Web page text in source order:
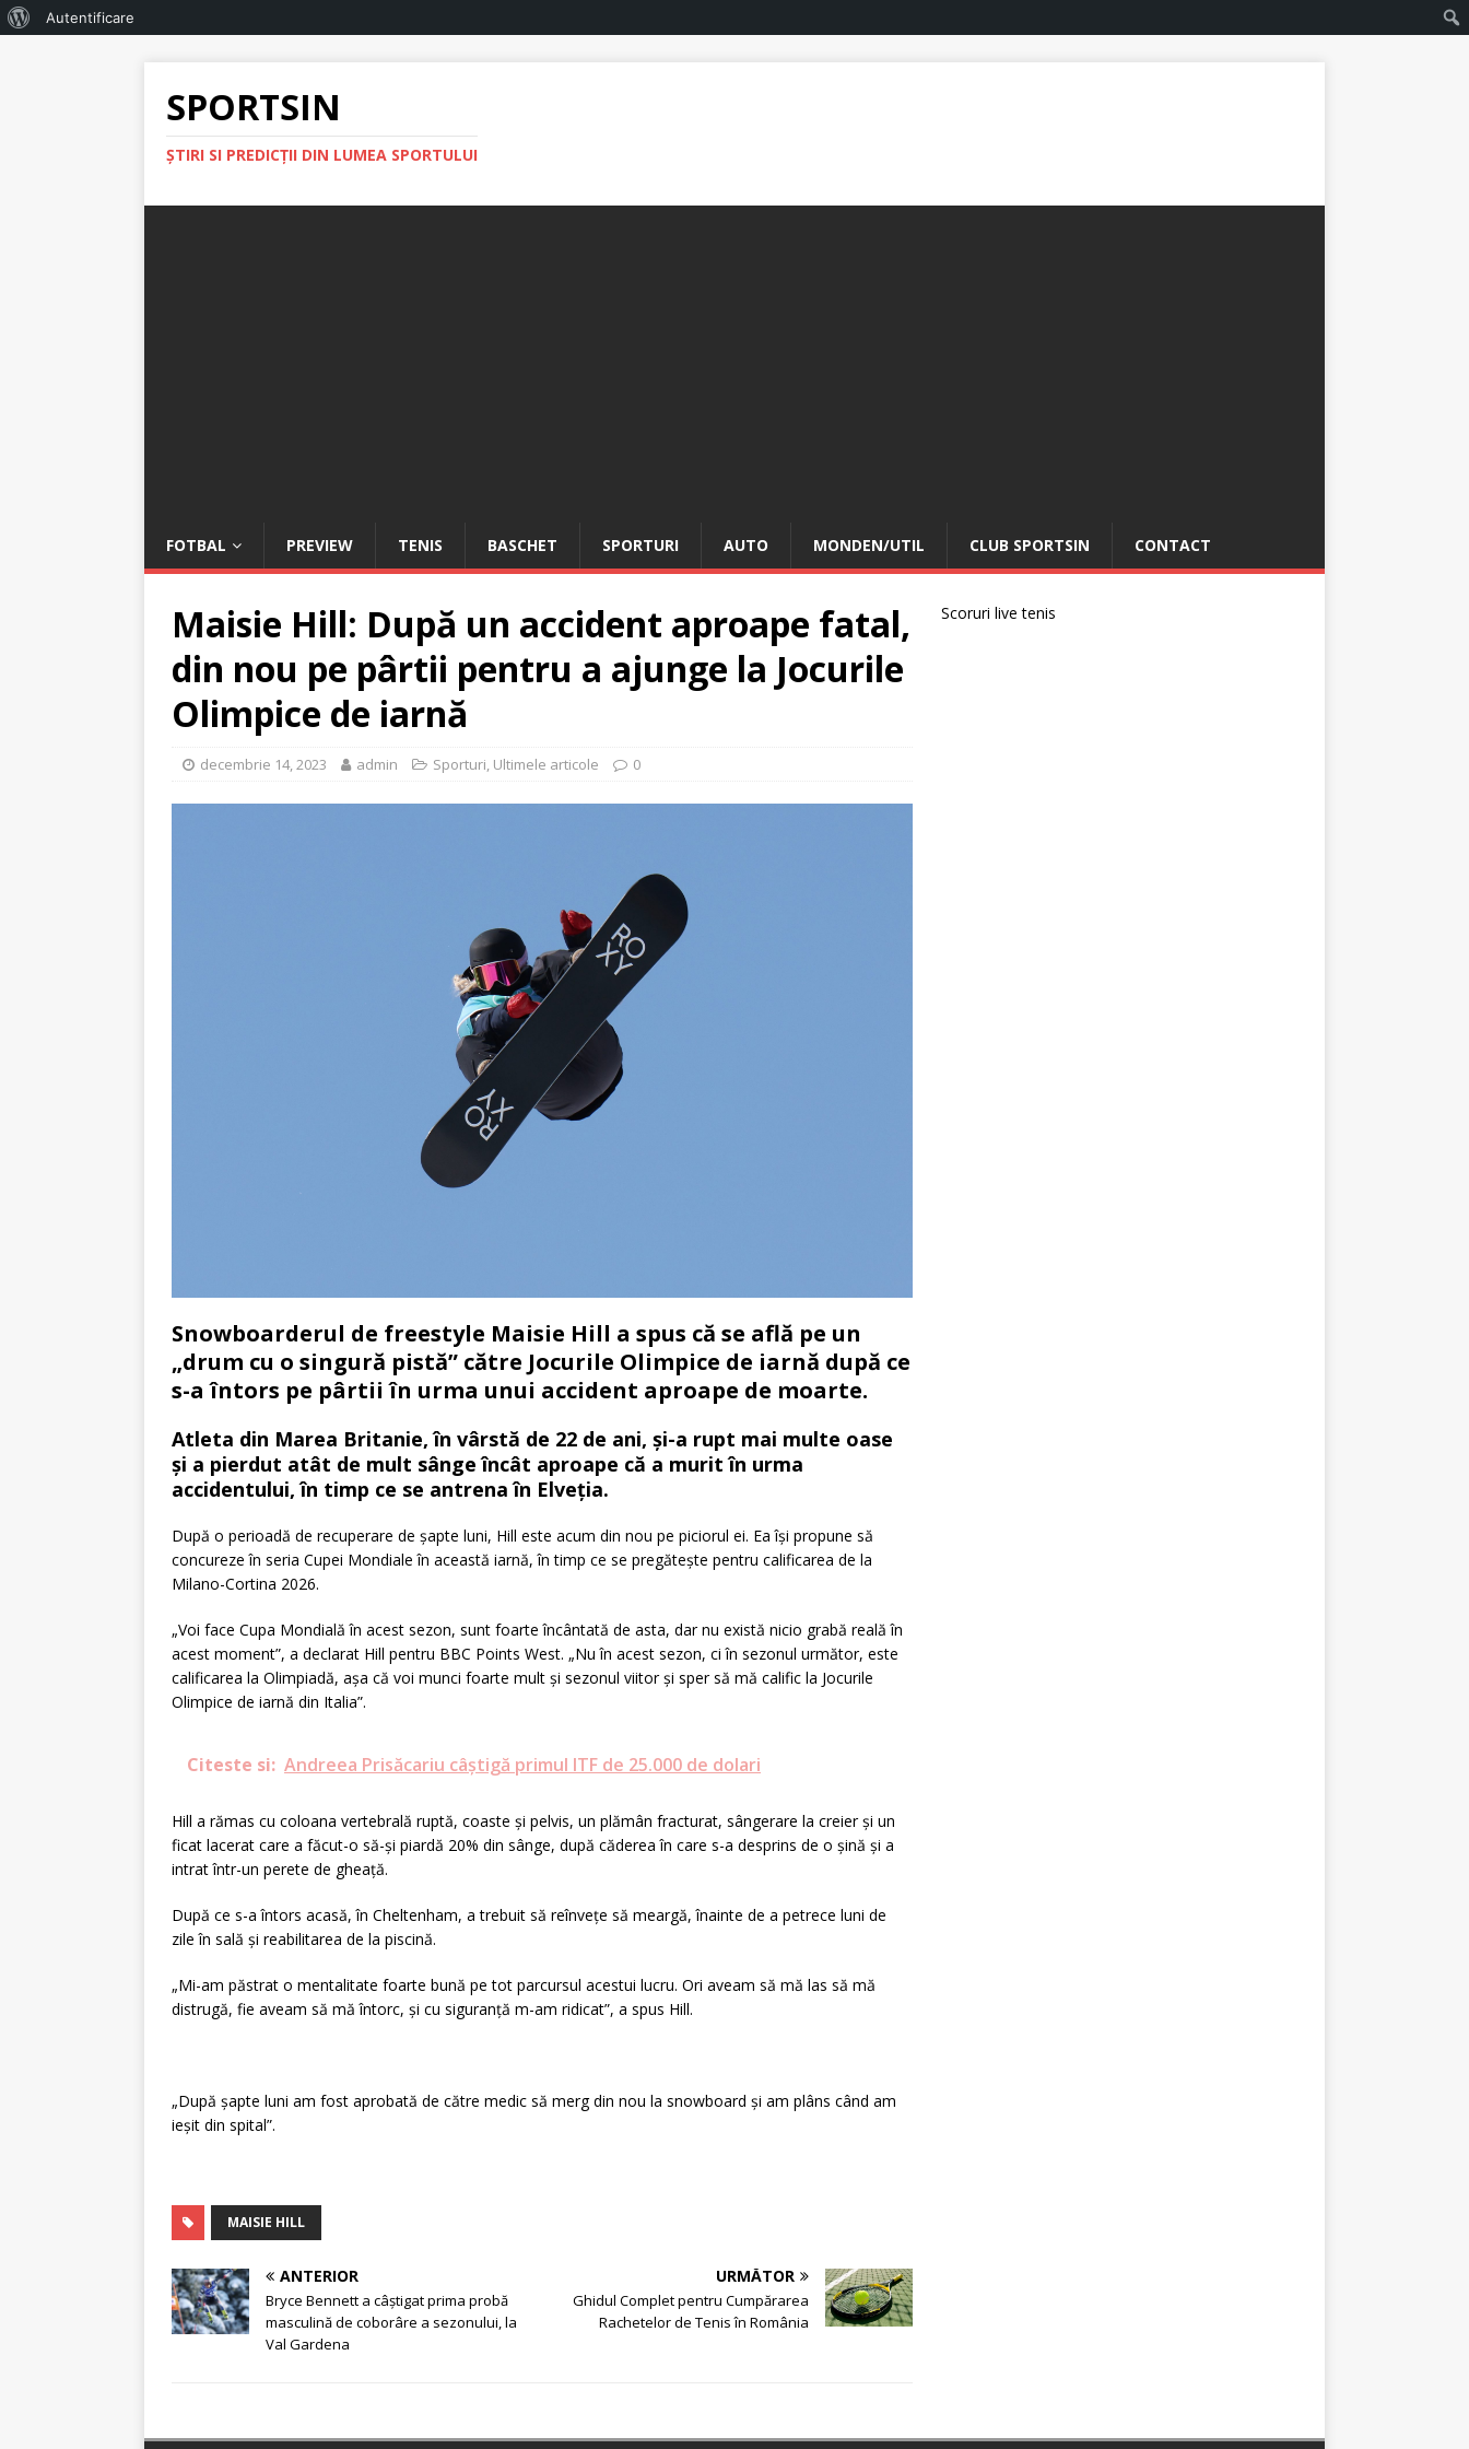
Autentificare
SPORTSIN
ŞTIRI SI PREDICŢII DIN LUMEA SPORTULUI
FOTBAL PREVIEW TENIS BASCHET SPORTURI AUTO MONDEN/UTIL CLUB SPORTSIN CONTACT
Maisie Hill: După un accident aproape fatal,
din nou pe pârtii pentru a ajunge la Jocurile
Olimpice de iarnă
decembrie 14, 2023 admin Sporturi, Ultimele articole 0
Snowboarderul de freestyle Maisie Hill a spus că se află pe un
„drum cu o singură pistă” către Jocurile Olimpice de iarnă după ce
s-a întors pe pârtii în urma unui accident aproape de moarte.
Atleta din Marea Britanie, în vârstă de 22 de ani, și-a rupt mai multe oase
și a pierdut atât de mult sânge încât aproape că a murit în urma
accidentului, în timp ce se antrena în Elveția.
După o perioadă de recuperare de șapte luni, Hill este acum din nou pe piciorul ei. Ea își propune să
concureze în seria Cupei Mondiale în această iarnă, în timp ce se pregătește pentru calificarea de la
Milano-Cortina 2026.
„Voi face Cupa Mondială în acest sezon, sunt foarte încântată de asta, dar nu există nicio grabă reală în
acest moment”, a declarat Hill pentru BBC Points West. „Nu în acest sezon, ci în sezonul următor, este
calificarea la Olimpiadă, așa că voi munci foarte mult și sezonul viitor și sper să mă calific la Jocurile
Olimpice de iarnă din Italia”.
Citeste si: Andreea Prisăcariu câștigă primul ITF de 25.000 de dolari
Hill a rămas cu coloana vertebrală ruptă, coaste și pelvis, un plămân fracturat, sângerare la creier și un
ficat lacerat care a făcut-o să-și piardă 20% din sânge, după căderea în care s-a desprins de o șină și a
intrat într-un perete de gheaţă.
După ce s-a întors acasă, în Cheltenham, a trebuit să reînvețe să meargă, înainte de a petrece luni de
zile în sală și reabilitarea de la piscină.
„Mi-am păstrat o mentalitate foarte bună pe tot parcursul acestui lucru. Ori aveam să mă las să mă
distrugă, fie aveam să mă întorc, și cu siguranță m-am ridicat”, a spus Hill.
„După șapte luni am fost aprobată de către medic să merg din nou la snowboard și am plâns când am
ieșit din spital”.
MAISIE HILL
ANTERIOR
Bryce Bennett a câştigat prima probă
masculină de coborâre a sezonului, la
Val Gardena
URMĂTOR
Ghidul Complet pentru Cumpărarea
Rachetelor de Tenis în România
Scoruri live tenis